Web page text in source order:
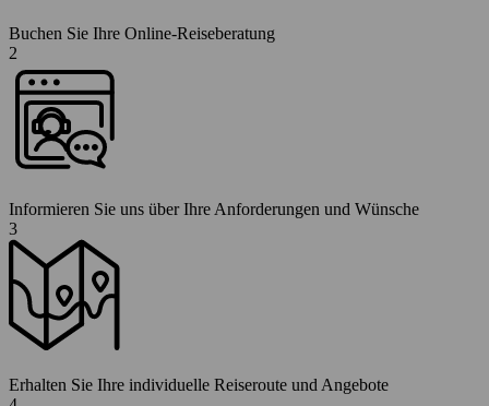
Buchen Sie Ihre Online-Reiseberatung
2
Informieren Sie uns über Ihre Anforderungen und Wünsche
3
Erhalten Sie Ihre individuelle Reiseroute und Angebote